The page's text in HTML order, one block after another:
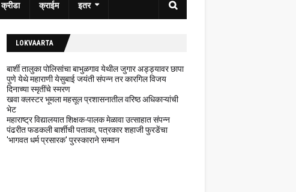
क्रीडा क्राईम इतर
LOKVAARTA
बार्शी तालुका पोलिसांचा बाभुळगाव येथील जुगार अड्ड्यावर छापा
पुणे येथे महाराणी येसुबाई जयंती संपन्न तर कारगिल विजय
दिनाच्या स्मृतींचे स्मरण
खवा क्लस्टर भूमला महसूल प्रशासनातील वरिष्ठ अधिकाऱ्यांची
भेट
महाराष्ट्र विद्यालयात शिक्षक-पालक मेळावा उत्साहात संपन्न
पंढरीत फडकली बार्शीची पताका, पत्रकार शहाजी फुरडेंचा
'भागवत धर्म प्रसारक' पुरस्काराने सन्मान